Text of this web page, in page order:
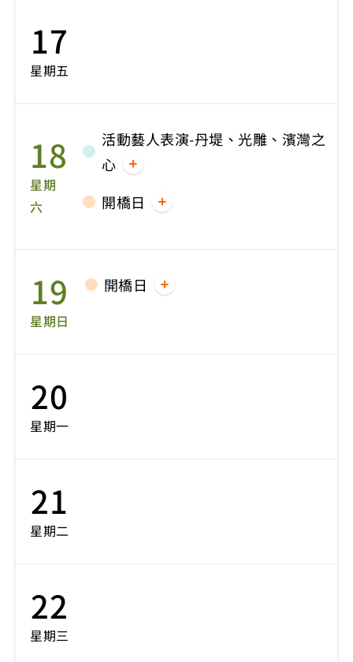
17
星期五
18
星期
六
活動藝人表演-丹堤、光雕、濱灣之
心
開橋日
19
星期日
開橋日
20
星期一
21
星期二
22
星期三